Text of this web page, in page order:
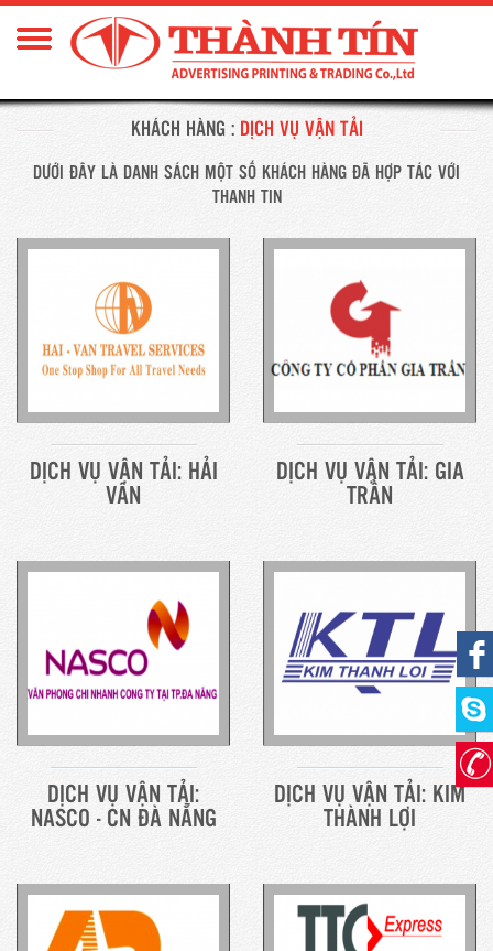
KHÁCH HÀNG : DỊCH VỤ VẬN TẢI
DƯỚI ĐÂY LÀ DANH SÁCH MỘT SỐ KHÁCH HÀNG ĐÃ HỢP TÁC VỚI
THANH TIN
DỊCH VỤ VẬN TẢI: HẢI
VÂN
DỊCH VỤ VẬN TẢI: GIA
TRẦN
NASCO - CN ĐÀ
NẴNG
DỊCH VỤ VẬN TẢI:
NASCO - CN ĐÀ NẴNG
KIM THÀNH LỢI
DỊCH VỤ VẬN TẢI: KIM
THÀNH LỢI
EXPRESS
KERRY